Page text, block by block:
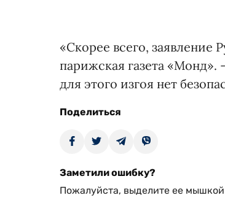
«Скорее всего, заявление
парижская газета
для этого изгоя нет
Поделиться
Заметили ошибку?
Пожалуйста, выделите ее